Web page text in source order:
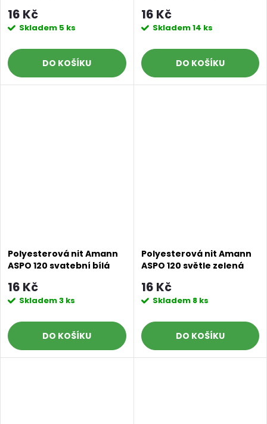
16 Kč
Skladem 5 ks
DO KOŠÍKU
16 Kč
Skladem14 ks
DO KOŠÍKU
Polyesterová nit Amann
ASPO 120 svatební bílá
16 Kč
Skladem3 ks
DO KOŠÍKU
Polyesterová nit Amann
ASPO 120 světle zelená
16 Kč
Skladem 8 ks
DO KOŠÍKU